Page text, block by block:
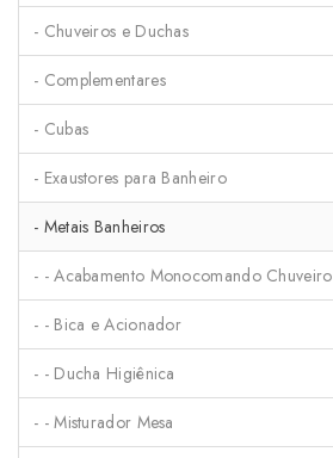
- Chuveiros e Duchas
- Complementares
- Cubas
- Exaustores para Banheiro
- Metais Banheiros
- - Acabamento Monocomando Chuveiro
- - Bica e Acionador
- - Ducha Higiênica
- - Misturador Mesa